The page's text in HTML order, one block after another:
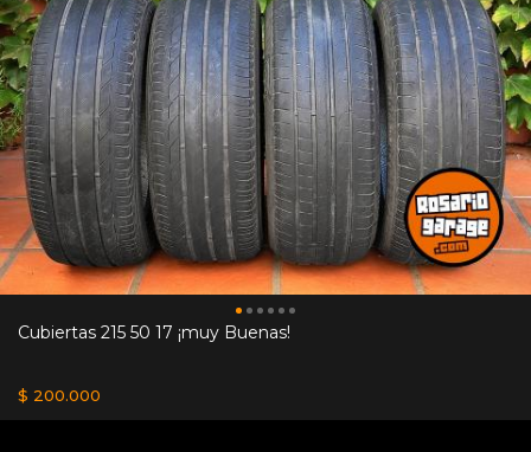
Cubiertas 215 50 17 ¡muy Buenas!
$ 200.000